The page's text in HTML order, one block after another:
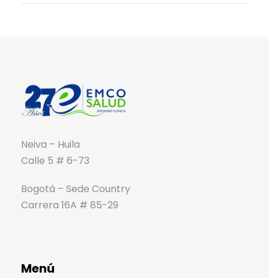
Neiva – Huila
Calle 5 # 6-73
Bogotá – Sede Country
Carrera 16A # 85-29
Menú